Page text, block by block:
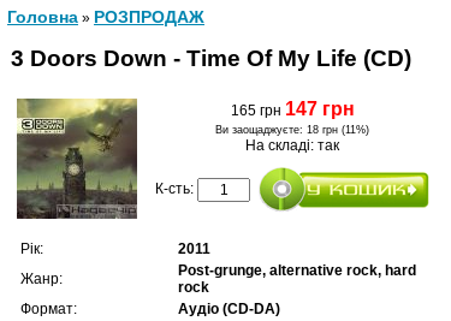
Головна » РОЗПРОДАЖ
3 Doors Down - Time Of My Life (CD)
165 грн 147 грн
Ви заощаджуєте: 18 грн (11%)
На складі: так
К-сть:
Рік:
2011
Жанр:
Post-grunge, alternative rock, hard
rock
Формат:
Аудіо (CD-DA)